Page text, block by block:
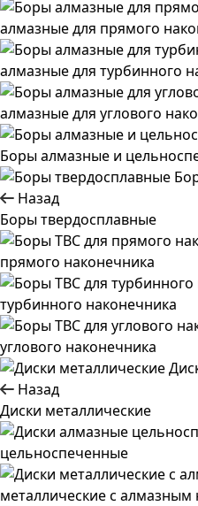
алмазные для прямого
алмазные для турбинного
алмазные для углового
Боры алмазные и
Назад
Боры твердосплавные
прямого наконечника
турбинного наконечника
углового наконечника
Назад
Диски металлические
цельноспеченные
металлические с